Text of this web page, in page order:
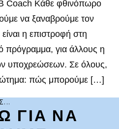
Coach Κάθε φθινόπωρο
να ξαναβρούμε τον
η επιστροφή στη
πρόγραμμα, για άλλους η
υποχρεώσεων. Σε όλους,
πώς μπορούμε […]
ΓΙΑ ΝΑ